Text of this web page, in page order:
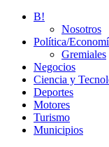
B!
Nosotros
Política/
Gremiales
Negocios
Ciencia y
Deportes
Motores
Turismo
Municipios